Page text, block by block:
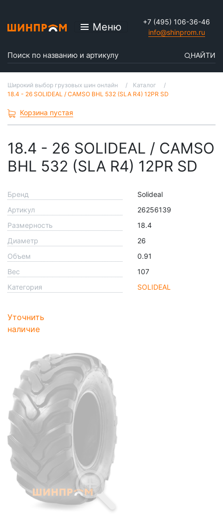
Меню
+7 (495) 106-36-46
info@shinprom.ru
НАЙТИ
Широкий выбор грузовых шин онлайн
Каталог
18.4 - 26 SOLIDEAL / CAMSO BHL 532 (SLA R4) 12PR SD
Корзина пустая
18.4 - 26 SOLIDEAL / CAMSO
BHL 532 (SLA R4) 12PR SD
Бренд
Solideal
Артикул
26256139
Размерность
18.4
Диаметр
26
Объем
0.91
Вес
107
Категория
SOLIDEAL
Уточнить
наличие